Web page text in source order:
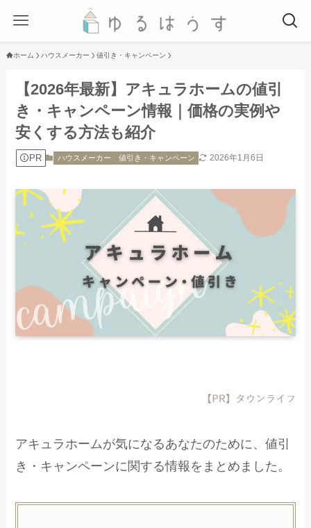
ホーム ハウスメーカー 値引き・キャンペーン
【2026年最新】アキュラホームの値引
き・キャンペーン情報｜価格の実例や
安くする方法も紹介
PR ハウスメーカー 値引き・キャンペーン 2026年1月6日
アキュラホームが気になるあなたのために、値引
き・キャンペーンに関する情報をまとめました。